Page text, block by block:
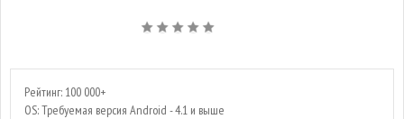
Рейтинг: 100 000+
OS: Требуемая версия Android - 4.1 и выше